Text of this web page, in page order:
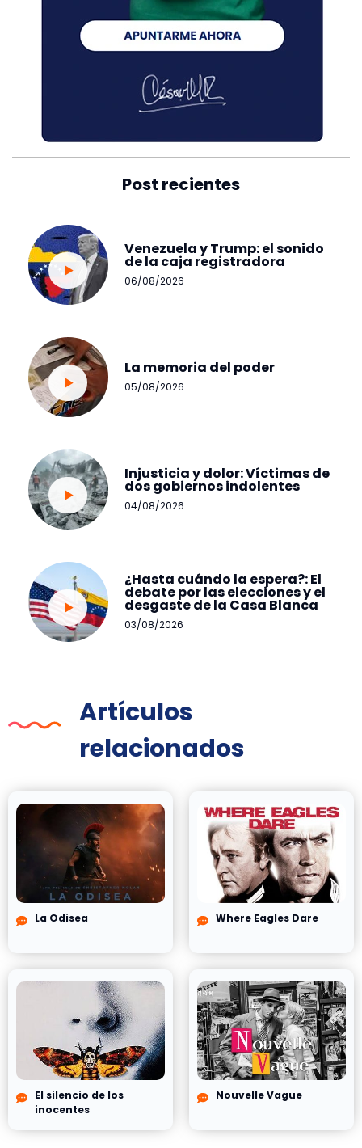
Post recientes
Venezuela y Trump: el sonido
de la caja registradora
06/08/2026
La memoria del poder
05/08/2026
Injusticia y dolor: Víctimas de
dos gobiernos indolentes
04/08/2026
¿Hasta cuándo la espera?: El
debate por las elecciones y el
desgaste de la Casa Blanca
03/08/2026
Artículos
relacionados
La Odisea Where Eagles Dare
El silencio de los
inocentes
Nouvelle Vague